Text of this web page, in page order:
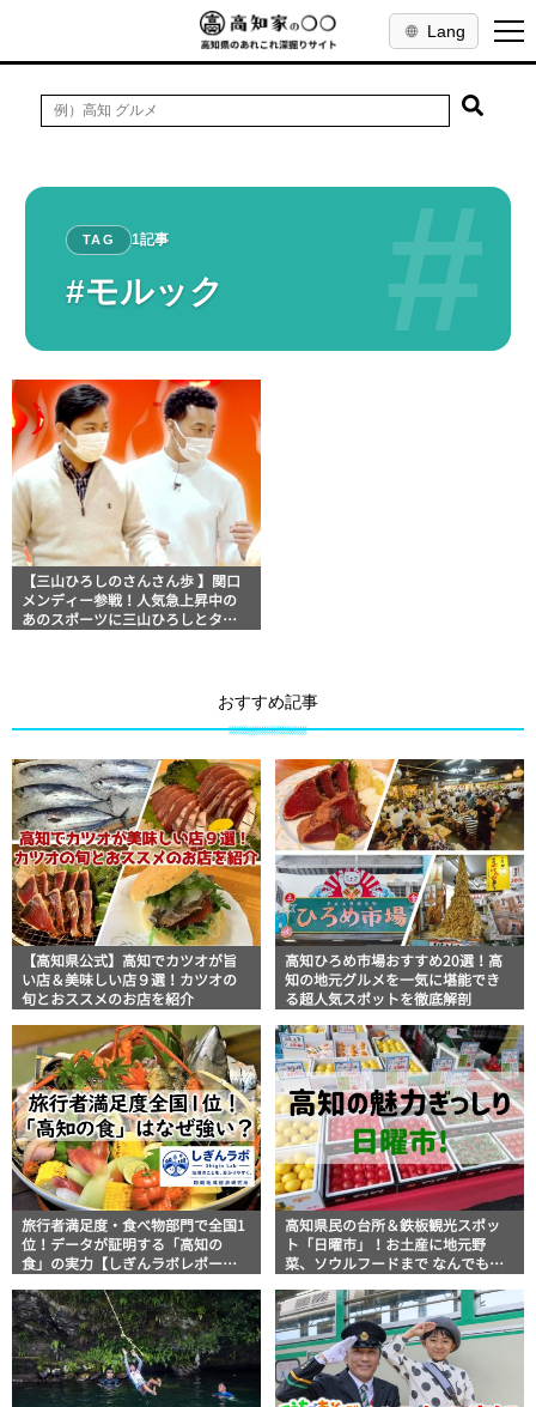
Lang
#
TAG 1記事
#モルック
【三山ひろしのさんさん歩 】関口
メンディー参戦！人気急上昇中の
あのスポーツに三山ひろしとタッ
おすすめ記事
【高知県公式】高知でカツオが旨
い店＆美味しい店９選！カツオの
旬とおススメのお店を紹介
高知ひろめ市場おすすめ20選！高
知の地元グルメを一気に堪能でき
る超人気スポットを徹底解剖
旅行者満足度・食べ物部門で全国1
位！データが証明する「高知の
食」の実力【しぎんラボレポー
高知県民の台所＆鉄板観光スポッ
ト「日曜市」！お土産に地元野
菜、ソウルフードまで なんでもそ
説！